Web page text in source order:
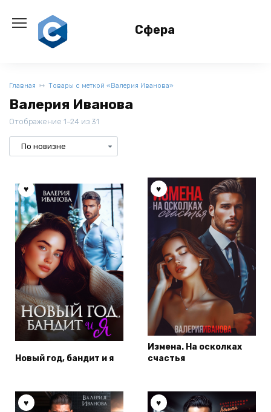
содержанию
Сфера
Главная Товары с меткой «Валерия Иванова»
Валерия Иванова
Отображение 1–24 из 31
Новый год, бандит и я
Измена. На осколках
счастья